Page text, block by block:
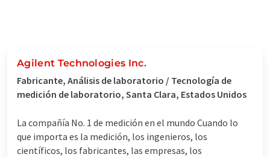
Agilent Technologies Inc.
Fabricante, Análisis de laboratorio / Tecnología de
medición de laboratorio, Santa Clara, Estados Unidos
La compañía No. 1 de medición en el mundo Cuando lo
que importa es la medición, los ingenieros, los
científicos, los fabricantes, las empresas, los